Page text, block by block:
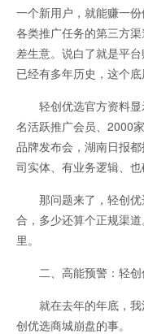
一个新用户，就能赚一
各类推广任务的第三方
差生意。说白了就是平
已经有多年历史，这个
轻创优选官方资料显
名活跃推广会员、2000
品牌发布会，湖南日报
司实体、有业务逻辑、
那问题来了，轻创优
合，多少还算个正规渠
里。
二、高能预警：轻创
就在去年的年底，我
创优选商城崩盘的事。